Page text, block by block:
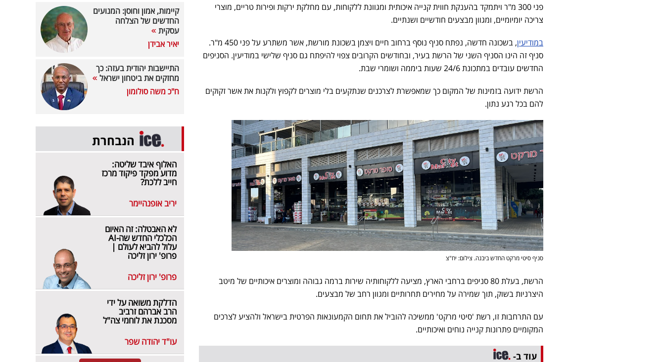
פני 300 מ"ר ויתמקד בהענקת חווית קנייה איכותית ומגוונת ללקוחות, עם מחלקת ירקות ופירות טריים, מוצרי
צריכה יומיומיים, ומגוון מבצעים חודשיים ושנתיים.
במודיעין
, בשכונה חדשה, נפתח סניף נוסף ברחוב חיים ויצמן בשכונת מורשת, אשר משתרע על פני 450 מ"ר.
סניף זה הינו הסניף השני של הרשת בעיר, ובחודשים הקרובים צפוי להיפתח גם סניף שלישי במודיעין. הסניפים
החדשים עובדים במתכונת 24/6 שעות ביממה ושומרי שבת.
הרשת ידועה בזמינות של המקום כך שמאפשרת לצרכנים שנתקעים בלי מוצרים לקפוץ ולקנות את אשר זקוקים
להם בכל רגע נתון.
סניף סיטי מרקט החדש ביבנה. צילום: יח"צ
הרשת, בעלת 80 סניפים ברחבי הארץ, מציעה ללקוחותיה שירות ברמה גבוהה ומוצרים איכותיים של מיטב
היצרניות בשוק, תוך שמירה על מחירים תחרותיים ומגוון רחב של מבצעים.
עם התרחבות זו, רשת 'סיטי מרקט' ממשיכה להוביל את תחום הקמעונאות הפרטית בישראל ולהציע לצרכים
המקומיים פתרונות קנייה נוחים ואיכותיים.
עוד ב-
קיימות, אמון וחוסן: המנועים
החדשים של הצלחה
עסקית
יאיר אבידן
התיישבות יהודית בעזה: כך
מחזקים את ביטחון ישראל
ח"כ משה סולומון
הנבחרת
האלוף איבד שליטה:
מדוע מפקד פיקוד מרכז
חייב ללכת?
יריב אופנהיימר
לא האבטלה: זה האיום
הכלכלי החדש שה-AI
עלול להביא לעולם |
פרופ' ירון זליכה
פרופ' ירון זליכה
הדלקת משואה על ידי
הרב אברהם זרביב
מסכנת את לוחמי צה"ל
עו"ד יהודה שפר